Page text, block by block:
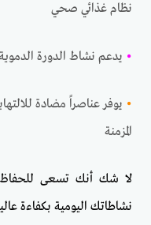
نظام غذائي صحي
• يدعم نشاط الدورة
• يوفر عناصراً مضادة
المزمنة
لا شك أنك تسعى
نشاطاتك اليومية بكفاءة